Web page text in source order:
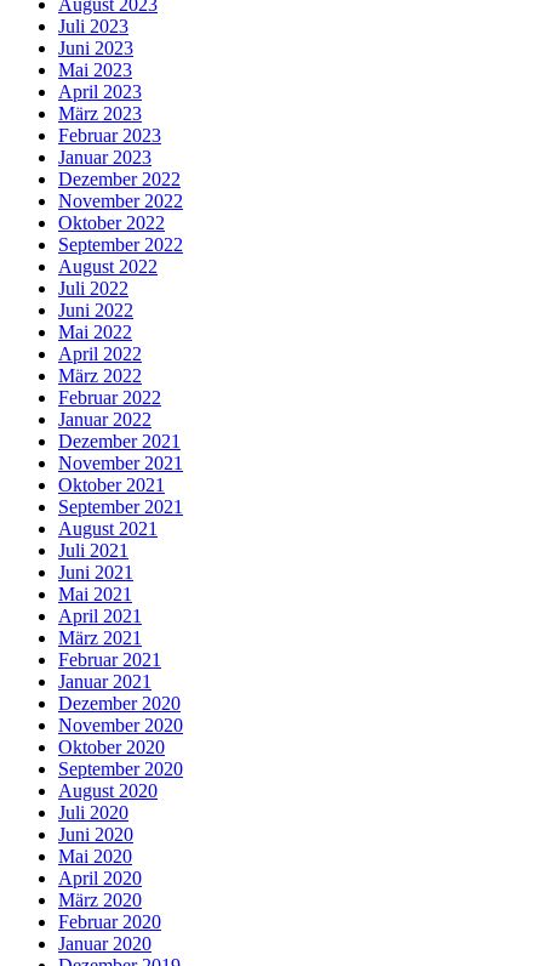
August 2023
Juli 2023
Juni 2023
Mai 2023
April 2023
März 2023
Februar 2023
Januar 2023
Dezember 2022
November 2022
Oktober 2022
September 2022
August 2022
Juli 2022
Juni 2022
Mai 2022
April 2022
März 2022
Februar 2022
Januar 2022
Dezember 2021
November 2021
Oktober 2021
September 2021
August 2021
Juli 2021
Juni 2021
Mai 2021
April 2021
März 2021
Februar 2021
Januar 2021
Dezember 2020
November 2020
Oktober 2020
September 2020
August 2020
Juli 2020
Juni 2020
Mai 2020
April 2020
März 2020
Februar 2020
Januar 2020